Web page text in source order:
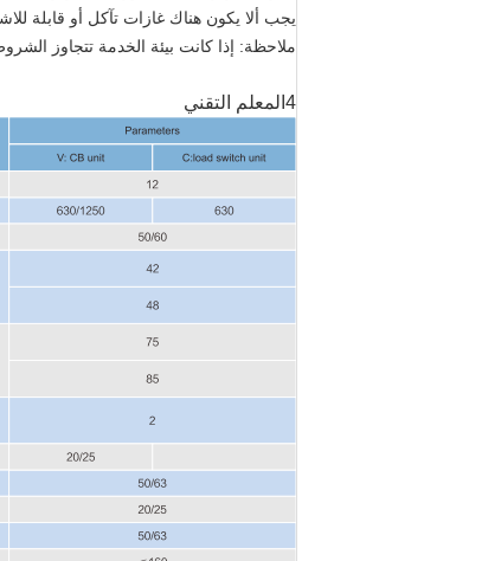
يجب ألا يكون هناك غازات تآكل أو قابلة
ملاحظة: إذا كانت بيئة الخدمة تتجاوز
4المعلم التقني